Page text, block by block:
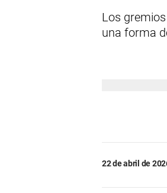
Los
una forma
22 de abril de